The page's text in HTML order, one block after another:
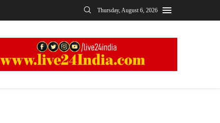
Thursday, August 6, 2026